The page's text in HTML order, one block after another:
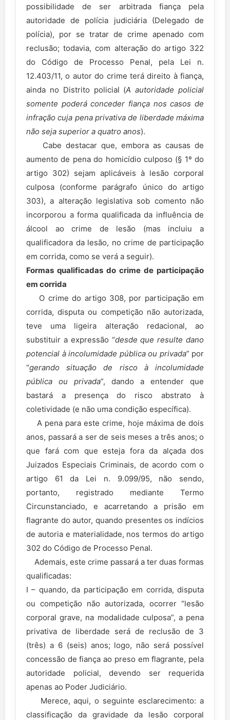
possibilidade de ser arbitrada fiança pela
autoridade de polícia judiciária (Delegado de
polícia), por se tratar de crime apenado com
reclusão; todavia, com alteração do artigo 322
do Código de Processo Penal, pela Lei n.
12.403/11, o autor do crime terá direito à fiança,
ainda no Distrito policial (A autoridade policial
somente poderá conceder fiança nos casos de
infração cuja pena privativa de liberdade máxima
não seja superior a quatro anos).
Cabe destacar que, embora as causas de
aumento de pena do homicídio culposo (§ 1º do
artigo 302) sejam aplicáveis à lesão corporal
culposa (conforme parágrafo único do artigo
303), a alteração legislativa sob comento não
incorporou a forma qualificada da influência de
álcool ao crime de lesão (mas incluiu a
qualificadora da lesão, no crime de participação
em corrida, como se verá a seguir).
Formas qualificadas do crime de participação
em corrida
O crime do artigo 308, por participação em
corrida, disputa ou competição não autorizada,
teve uma ligeira alteração redacional, ao
substituir a expressão “desde que resulte dano
potencial à incolumidade pública ou privada” por
“gerando situação de risco à incolumidade
pública ou privada”, dando a entender que
bastará a presença do risco abstrato à
coletividade (e não uma condição específica).
A pena para este crime, hoje máxima de dois
anos, passará a ser de seis meses a três anos; o
que fará com que esteja fora da alçada dos
Juizados Especiais Criminais, de acordo com o
artigo 61 da Lei n. 9.099/95, não sendo,
portanto, registrado mediante Termo
Circunstanciado, e acarretando a prisão em
flagrante do autor, quando presentes os indícios
de autoria e materialidade, nos termos do artigo
302 do Código de Processo Penal.
Ademais, este crime passará a ter duas formas
qualificadas:
I – quando, da participação em corrida, disputa
ou competição não autorizada, ocorrer “lesão
corporal grave, na modalidade culposa”, a pena
privativa de liberdade será de reclusão de 3
(três) a 6 (seis) anos; logo, não será possível
concessão de fiança ao preso em flagrante, pela
autoridade policial, devendo ser requerida
apenas ao Poder Judiciário.
Merece, aqui, o seguinte esclarecimento: a
classificação da gravidade da lesão corporal